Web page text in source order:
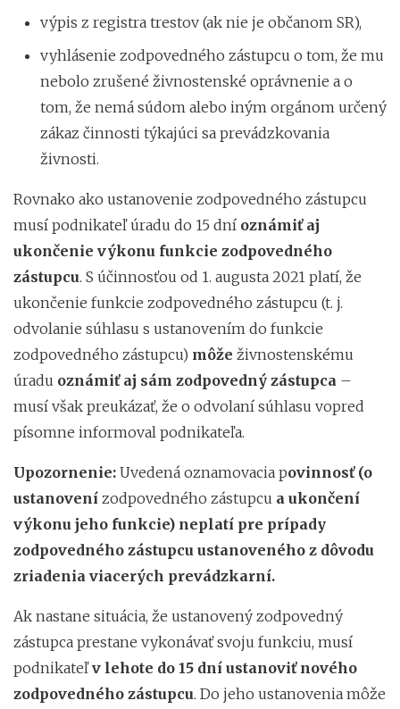
výpis z registra trestov (ak nie je občanom SR),
vyhlásenie zodpovedného zástupcu o tom, že mu
nebolo zrušené živnostenské oprávnenie a o
tom, že nemá súdom alebo iným orgánom určený
zákaz činnosti týkajúci sa prevádzkovania
živnosti.
Rovnako ako ustanovenie zodpovedného zástupcu
musí podnikateľ úradu do 15 dní oznámiť aj
ukončenie výkonu funkcie zodpovedného
zástupcu. S účinnosťou od 1. augusta 2021 platí, že
ukončenie funkcie zodpovedného zástupcu (t. j.
odvolanie súhlasu s ustanovením do funkcie
zodpovedného zástupcu) môže živnostenskému
úradu oznámiť aj sám zodpovedný zástupca –
musí však preukázať, že o odvolaní súhlasu vopred
písomne informoval podnikateľa.
Upozornenie: Uvedená oznamovacia povinnosť (o
ustanovení zodpovedného zástupcu a ukončení
výkonu jeho funkcie) neplatí pre prípady
zodpovedného zástupcu ustanoveného z dôvodu
zriadenia viacerých prevádzkarní.
Ak nastane situácia, že ustanovený zodpovedný
zástupca prestane vykonávať svoju funkciu, musí
podnikateľv lehote do 15 dní ustanoviť nového
zodpovedného zástupcu. Do jeho ustanovenia môže